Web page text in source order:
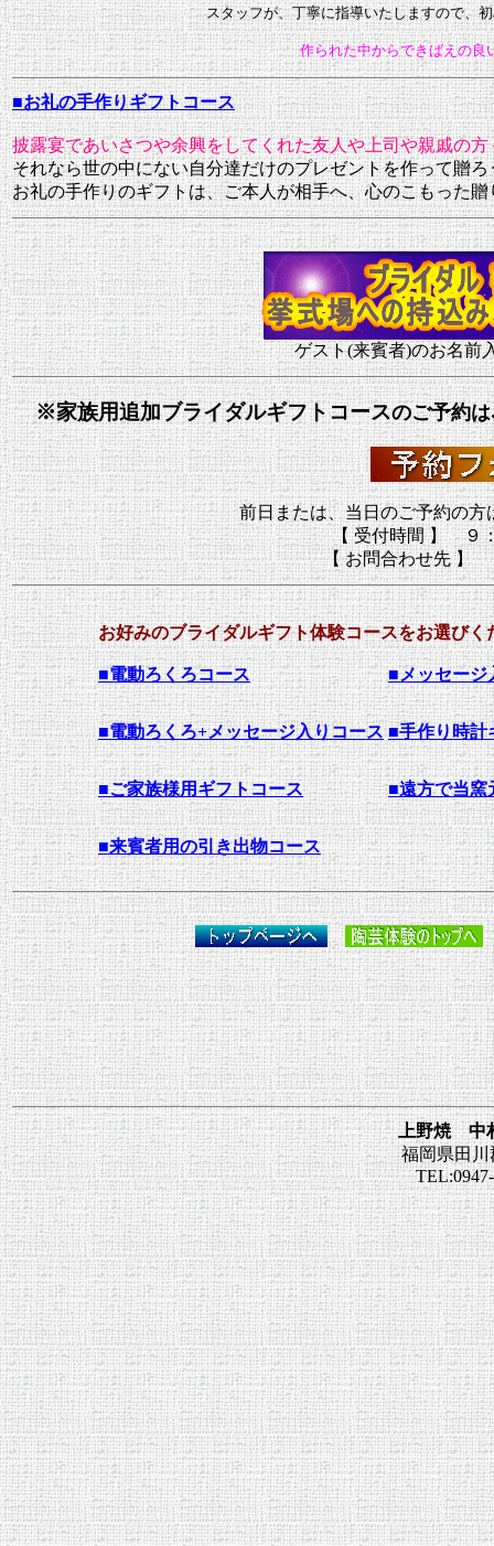
スタッフが、丁寧に指導いたしますので、
作られた中からできばえの良
■お礼の手作りギフトコース
披露宴であいさつや余興をしてくれた友人や上司や親戚の
それなら世の中にない自分達だけのプレゼントを作って贈ろ
お礼の手作りのギフトは、ご本人が相手へ、心のこもった
ゲスト(来賓者)のお名前
※家族用追加ブライダルギフトコースのご予約
前日または、当日のご予約の
【 受付時間 】 ９
【 お問合わせ先 】 ０
お好みのブライダルギフト体験コースをお選びく
■電動ろくろコース ■メッセージ
■電動ろくろ+メッセージ入りコース ■手作り時計
■ご家族様用ギフトコース ■遠方で当窯
■来賓者用の引き出物コース
上野焼 中
福岡県田川郡福